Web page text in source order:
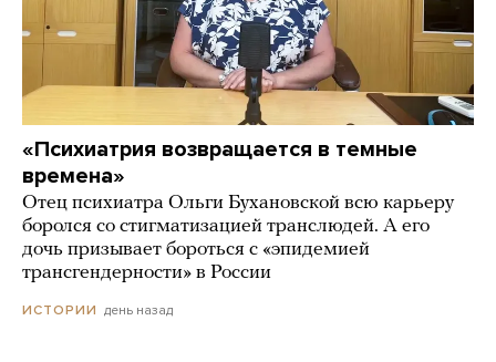
«Психиатрия возвращается в темные
времена»
Отец психиатра Ольги Бухановской всю карьеру
боролся со стигматизацией транслюдей. А его
дочь призывает бороться с «эпидемией
трансгендерности» в России
ИСТОРИИ день назад